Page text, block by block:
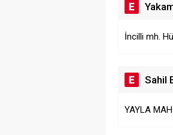
İncilli mh.
Sahil
YAYLA